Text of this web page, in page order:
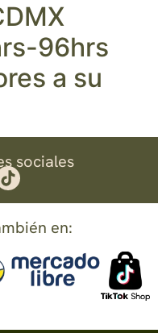
96hrs
a su
sociales
en: